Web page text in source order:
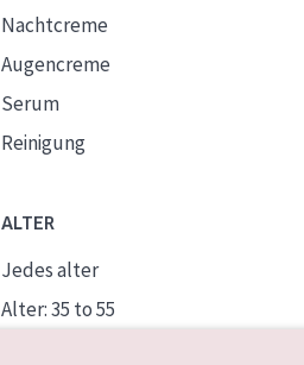
Nachtcreme
Augencreme
Serum
Reinigung
ALTER
Jedes alter
Alter: 35 to 55